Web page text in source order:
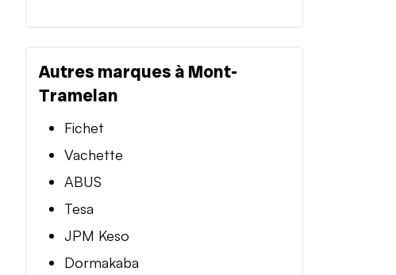
Autres marques à Mont-
Tramelan
Fichet
Vachette
ABUS
Tesa
JPM Keso
Dormakaba